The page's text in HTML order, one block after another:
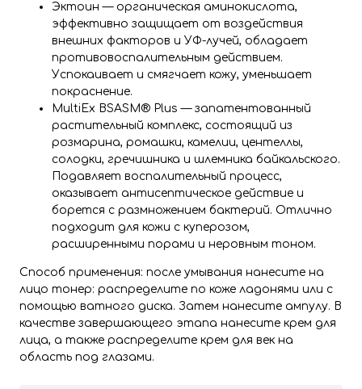
Эктоин — органическая аминокислота,
эффективно защищает от воздействия
внешних факторов и УФ-лучей, обладает
противовоспалительным действием.
Успокаивает и смягчает кожу, уменьшает
покраснение.
MultiEx BSASM® Plus — запатентованный
растительный комплекс, состоящий из
розмарина, ромашки, камелии, центеллы,
солодки, гречишника и шлемника байкальского.
Подавляет воспалительный процесс,
оказывает антисептическое действие и
борется с размножением бактерий. Отлично
подходит для кожи с куперозом,
расширенными порами и неровным тоном.
Способ применения: после умывания нанесите на
лицо тонер: распределите по коже ладонями или с
помощью ватного диска. Затем нанесите ампулу. В
качестве завершающего этапа нанесите крем для
лица, а также распределите крем для век на
область под глазами.